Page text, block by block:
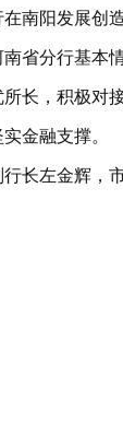
南阳发展创
省分行基本
长，积极对
金融支撑。
长左金辉，